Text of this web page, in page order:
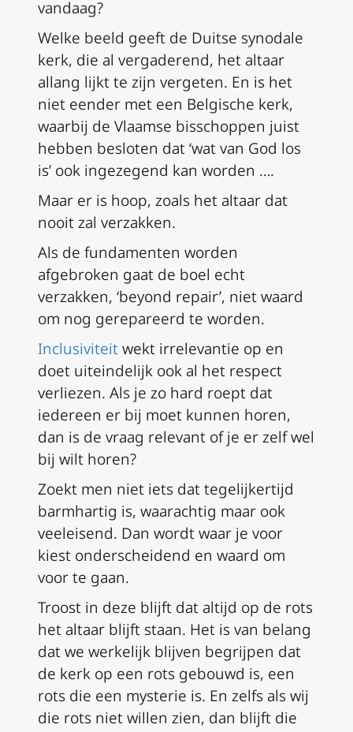
vandaag?
Welke beeld geeft de Duitse synodale
kerk, die al vergaderend, het altaar
allang lijkt te zijn vergeten. En is het
niet eender met een Belgische kerk,
waarbij de Vlaamse bisschoppen juist
hebben besloten dat ‘wat van God los
is’ ook ingezegend kan worden ….
Maar er is hoop, zoals het altaar dat
nooit zal verzakken.
Als de fundamenten worden
afgebroken gaat de boel echt
verzakken, ‘beyond repair’, niet waard
om nog gerepareerd te worden.
Inclusiviteitwekt irrelevantie op en
doet uiteindelijk ook al het respect
verliezen. Als je zo hard roept dat
iedereen er bij moet kunnen horen,
dan is de vraag relevant of je er zelf wel
bij wilt horen?
Zoekt men niet iets dat tegelijkertijd
barmhartig is, waarachtig maar ook
veeleisend. Dan wordt waar je voor
kiest onderscheidend en waard om
voor te gaan.
Troost in deze blijft dat altijd op de rots
het altaar blijft staan. Het is van belang
dat we werkelijk blijven begrijpen dat
de kerk op een rots gebouwd is, een
rots die een mysterie is. En zelfs als wij
die rots niet willen zien, dan blijft die